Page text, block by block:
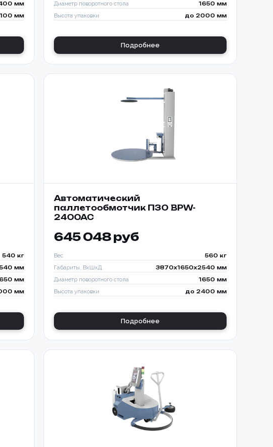
мм
мм
Диаметр поворотного стола 1650 мм
Высота упаковки до 2000 мм
Подробнее
540 кг
мм
мм
мм
Автоматический
паллетообмотчик ПЗО BPW-
2400AC
645 048 руб
Вес 560 кг
Габариты, ВхШхД 3870х1650х2540 мм
Диаметр поворотного стола 1650 мм
Высота упаковки до 2400 мм
Подробнее